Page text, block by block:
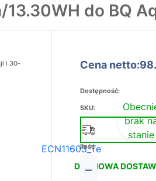
do BQ
i 30-
Cena
Dostępność:
brak
stanie
SKU:
ECN11603_Te
DARMOWA
Ilość
−